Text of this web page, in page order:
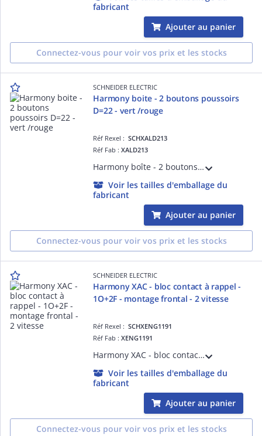
fabricant
Ajouter au panier
Connectez-vous pour voir vos prix et les stocks
SCHNEIDER ELECTRIC
Harmony boite - 2 boutons poussoirs
D=22 - vert /rouge
Réf Rexel :SCHXALD213
Réf Fab :XALD213
Harmony boîte - 2 boutons poussoirs D=22 - vert /rouge - IP66, IP67, IP69, IP69K - couleur de la base du boîtier : gris clair (RAL 7035) - couleur du capot : gris foncé (RAL 7016) - pour unités de commande et signalisation XB5 D= 22 mm
Voir les tailles d'emballage du
fabricant
Ajouter au panier
Connectez-vous pour voir vos prix et les stocks
SCHNEIDER ELECTRIC
Harmony XAC - bloc contact à rappel -
1O+2F - montage frontal - 2 vitesse
Réf Rexel :SCHXENG1191
Réf Fab :XENG1191
Harmony XAC - bloc contact à rappel - 1O+2F - montage frontal - 2 vitesses - type de circuit élec. : télécommande - rappel à ressort - bloc de contact unique - accessoires associés : XACA, XACA9..tête
Voir les tailles d'emballage du
fabricant
Ajouter au panier
Connectez-vous pour voir vos prix et les stocks